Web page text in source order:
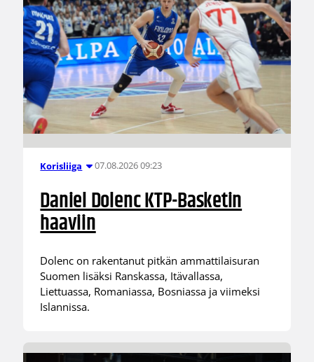
Korisliiga 07.08.2026 09:23
Daniel Dolenc KTP-Basketin
haaviin
Dolenc on rakentanut pitkän ammattilaisuran
Suomen lisäksi Ranskassa, Itävallassa,
Liettuassa, Romaniassa, Bosniassa ja viimeksi
Islannissa.